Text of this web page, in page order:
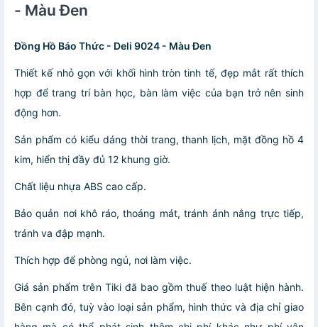
- Màu Đen
Đồng Hồ Báo Thức - Deli 9024 - Màu Đen
Thiết kế nhỏ gọn với khối hình tròn tinh tế, đẹp mắt rất thích
hợp để trang trí bàn học, bàn làm việc của bạn trở nên sinh
động hơn.
Sản phẩm có kiểu dáng thời trang, thanh lịch, mặt đồng hồ 4
kim, hiển thị đầy đủ 12 khung giờ.
Chất liệu nhựa ABS cao cấp.
Bảo quản nơi khô ráo, thoáng mát, tránh ánh nắng trực tiếp,
tránh va đập mạnh.
Thích hợp để phòng ngủ, nơi làm việc.
Giá sản phẩm trên Tiki đã bao gồm thuế theo luật hiện hành.
Bên cạnh đó, tuỳ vào loại sản phẩm, hình thức và địa chỉ giao